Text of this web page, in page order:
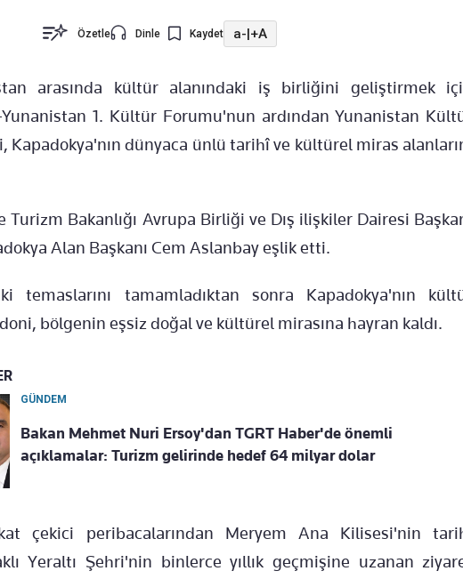
Özetle Dinle Kaydet a-|+A
arasında kültür alanındaki iş birliğini geliştirmek
1. Kültür Forumu'nun ardından Yunanistan
Kapadokya'nın dünyaca ünlü tarihî ve kültürel miras
Bakanlığı Avrupa Birliği ve Dış ilişkiler Dairesi
Alan Başkanı Cem Aslanbay eşlik etti.
temaslarını tamamladıktan sonra Kapadokya'nın
bölgenin eşsiz doğal ve kültürel mirasına hayran kaldı.
GÜNDEM
Bakan Mehmet Nuri Ersoy'dan TGRT Haber'de önemli
açıklamalar: Turizm gelirinde hedef 64 milyar dolar
çekici peribacalarından Meryem Ana Kilisesi'nin
Yeraltı Şehri'nin binlerce yıllık geçmişine uzanan